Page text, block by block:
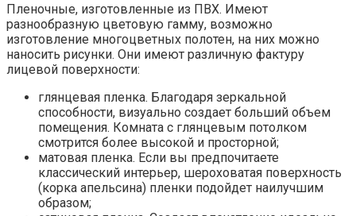
Пленочные, изготовленные из ПВХ. Имеют
разнообразную цветовую гамму, возможно
изготовление многоцветных полотен, на них можно
наносить рисунки. Они имеют различную фактуру
лицевой поверхности:
глянцевая пленка. Благодаря зеркальной
способности, визуально создает больший объем
помещения. Комната с глянцевым потолком
смотрится более высокой и просторной;
матовая пленка. Если вы предпочитаете
классический интерьер, шероховатая поверхность
(корка апельсина) пленки подойдет наилучшим
образом;